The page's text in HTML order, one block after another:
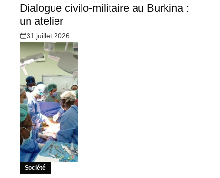
Dialogue civilo-militaire au Burkina :
un atelier
31 juillet 2026
Société